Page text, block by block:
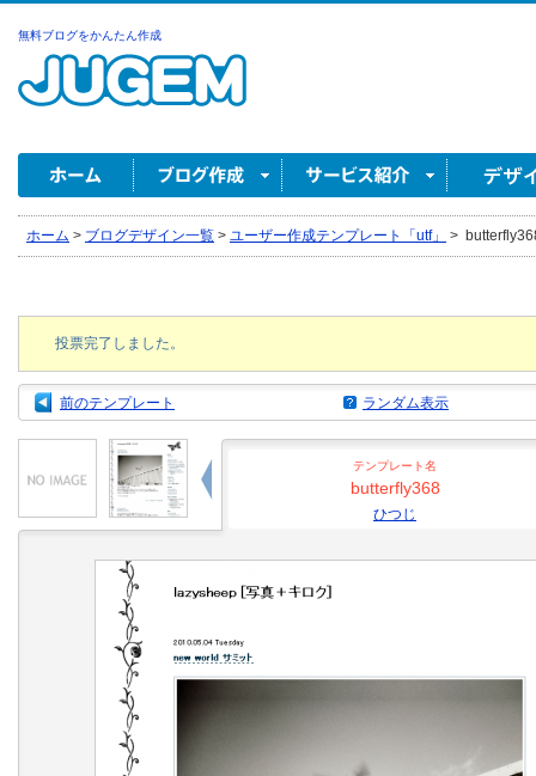
無料ブログをかんたん作成
ホーム > ブログデザイン一覧 > ユーザー作成テンプレート「utf」 >
投票完了しました。
前のテンプレート ランダム表示
テンプレート名
butterfly368
ひつじ